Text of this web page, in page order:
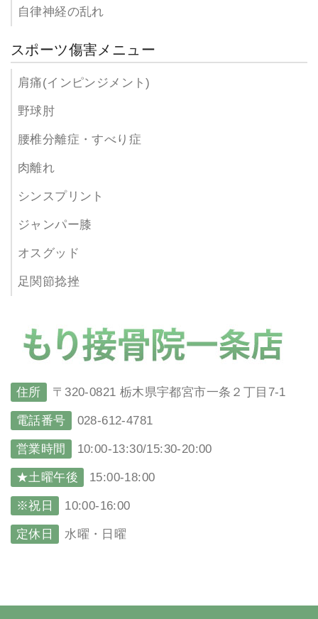
自律神経の乱れ
スポーツ傷害メニュー
肩痛(インピンジメント)
野球肘
腰椎分離症・すべり症
肉離れ
シンスプリント
ジャンパー膝
オスグッド
足関節捻挫
住所 〒320-0821 栃木県宇都宮市一条２丁目7-1
電話番号 028-612-4781
営業時間 10:00-13:30/15:30-20:00
★土曜午後 15:00-18:00
※祝日 10:00-16:00
定休日 水曜・日曜